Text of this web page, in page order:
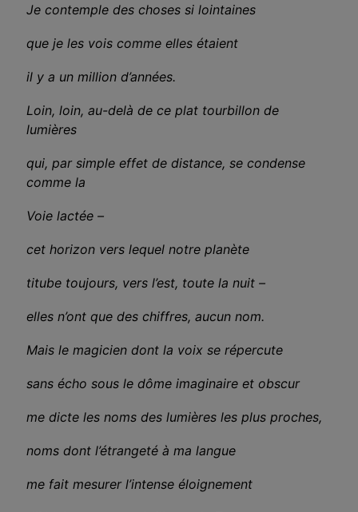
Je contemple des choses si lointaines
que je les vois comme elles étaient
il y a un million d’années.
Loin, loin, au-delà de ce plat tourbillon de
lumières
qui, par simple effet de distance, se condense
comme la
Voie lactée –
cet horizon vers lequel notre planète
titube toujours, vers l’est, toute la nuit –
elles n’ont que des chiffres, aucun nom.
Mais le magicien dont la voix se répercute
sans écho sous le dôme imaginaire et obscur
me dicte les noms des lumières les plus proches,
noms dont l’étrangeté à ma langue
me fait mesurer l’intense éloignement